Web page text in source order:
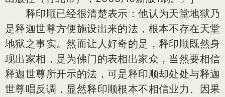
释印顺已经很清楚表示：他认为天堂地狱乃
是释迦世尊方便施设出来的法，根本不存在天堂
地狱之事实。然而让人好奇的是，释印顺既然身
现出家相，是为佛门的表相出家众，当然要相信
释迦世尊所开示的法，可是释印顺却处处与释迦
世尊唱反调，显然释印顺根本不相信业力、因果